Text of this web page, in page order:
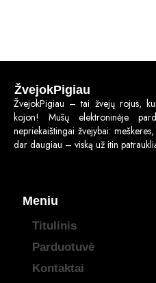
ŽvejokPigiau
ŽvejokPigiau – tai žvejų rojus,
kojon! Mūsų elektroninėje
nepriekaištingai žvejybai:
dar daugiau – viską už itin
Meniu
Titulinis
Parduotuvė
Kontaktai